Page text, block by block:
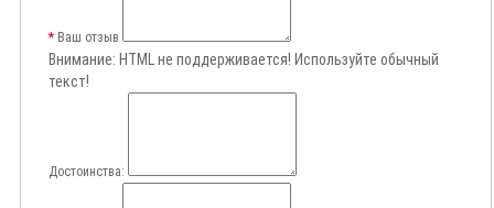
Ваш отзыв
Внимание: HTML не поддерживается! Используйте обычный
текст!
Достоинства: